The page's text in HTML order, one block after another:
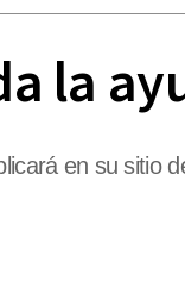
la
en su sitio